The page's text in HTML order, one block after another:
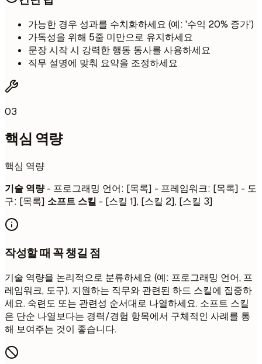
가능한 경우 성과를 수치화하세요 (예: '수익 20% 증가')
가독성을 위해 5줄 미만으로 유지하세요
문장 시작 시 강력한 행동 동사를 사용하세요
직무 설명에 맞춰 요약을 조정하세요
03
핵심 역량
핵심 역량
기술 역량- 프로그래밍 언어: [목록] - 프레임워크: [목록] - 도
구: [목록] 소프트 스킬 - [스킬 1], [스킬 2], [스킬 3]
작성할 때 꼭 챙길 점
기술 역량을 논리적으로 분류하세요 (예: 프로그래밍 언어, 프
레임워크, 도구). 지원하는 직무와 관련된 하드 스킬에 집중하
세요. 숙련도 또는 관련성 순서대로 나열하세요. 소프트 스킬
은 단순 나열보다는 경력/경험 항목에서 구체적인 사례를 통
해 보여주는 것이 좋습니다.